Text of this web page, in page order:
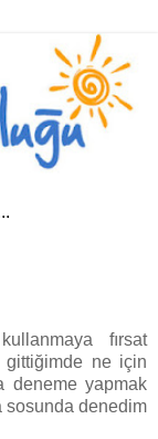
fırsat
gittiğimde ne için
deneme yapmak
sosunda denedim